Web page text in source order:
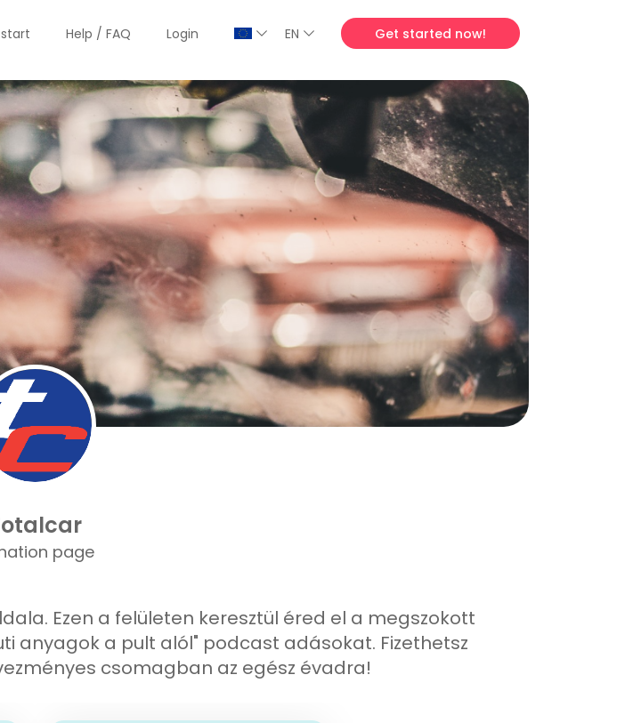
Help / FAQ Login EN Get started now!
page
Ezen a felületen keresztül éred el a megszokott
anyagok a pult alól" podcast adásokat. Fizethetsz
csomagban az egész évadra!